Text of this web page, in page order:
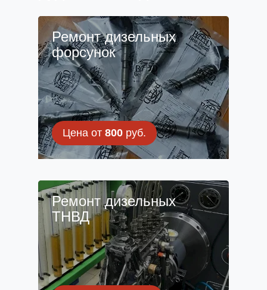
Ремонт дизельных
форсунок
Цена от 800руб.
Ремонт дизельных
ТНВД